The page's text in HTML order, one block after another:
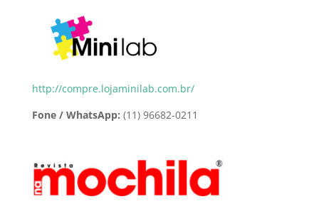
http://compre.lojaminilab.com.br/
Fone / WhatsApp: (11) 96682-0211